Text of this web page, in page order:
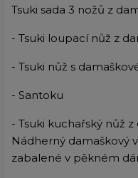
Tsuki sada 3 nožů z
- Tsuki loupací nůž z
- Tsuki nůž s
- Santoku
- Tsuki kuchařský nůž
Nádherný damaškový
zabalené v pěkném